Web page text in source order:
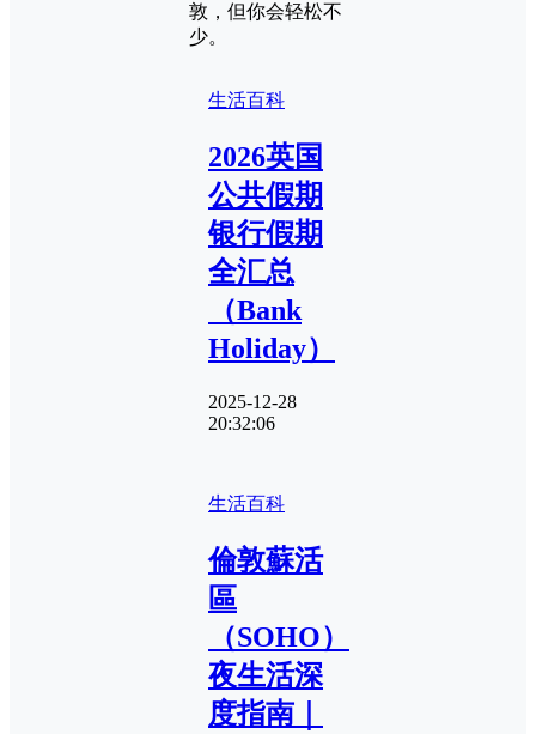
敦，但你会轻松不
少。
生活百科
2026英国
公共假期
银行假期
全汇总
（Bank
Holiday）
2025-12-28
20:32:06
生活百科
倫敦蘇活
區
（SOHO）
夜生活深
度指南｜